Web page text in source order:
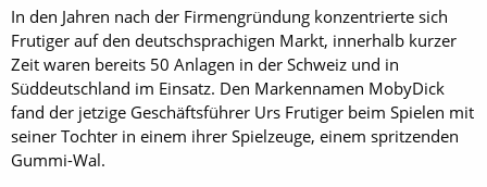
In den Jahren nach der Firmengründung konzentrierte sich
Frutiger auf den deutschsprachigen Markt, innerhalb kurzer
Zeit waren bereits 50 Anlagen in der Schweiz und in
Süddeutschland im Einsatz. Den Markennamen MobyDick
fand der jetzige Geschäftsführer Urs Frutiger beim Spielen mit
seiner Tochter in einem ihrer Spielzeuge, einem spritzenden
Gummi-Wal.